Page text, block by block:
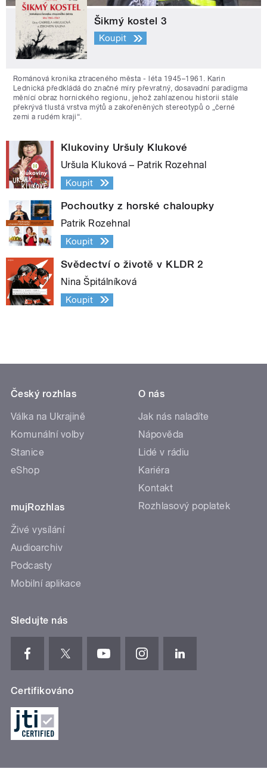
Šikmý kostel 3
Koupit
Románová kronika ztraceného města - léta 1945–1961. Karin
Lednická předkládá do značné míry převratný, dosavadní paradigma
měnící obraz hornického regionu, jehož zahlazenou historii stále
překrývá tlustá vrstva mýtů a zakořeněných stereotypů o „černé
zemi a rudém kraji“.
Klukoviny Uršuly Klukové
Uršula Kluková – Patrik Rozehnal
Koupit
Pochoutky z horské chaloupky
Patrik Rozehnal
Koupit
Svědectví o životě v KLDR 2
Nina Špitálníková
Koupit
Český rozhlas
Válka na Ukrajině
Komunální volby
Stanice
eShop
mujRozhlas
Živé vysílání
Audioarchiv
Podcasty
Mobilní aplikace
O nás
Jak nás naladíte
Nápověda
Lidé v rádiu
Kariéra
Kontakt
Rozhlasový poplatek
Sledujte nás
Certifikováno